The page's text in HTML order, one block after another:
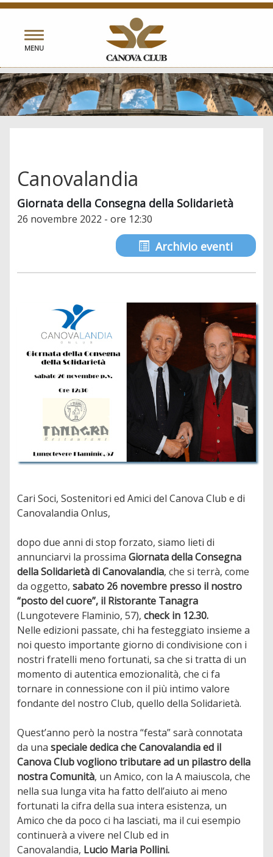
Toggle
navigation
MENU
Canovalandia
Giornata della Consegna della Solidarietà
26 novembre 2022 - ore 12:30
Archivio eventi
Cari Soci, Sostenitori ed Amici del Canova Club e di
Canovalandia Onlus,
dopo due anni di stop forzato, siamo lieti di
annunciarvi la prossimaGiornata della Consegna
della Solidarietà di Canovalandia, che si terrà, come
da oggetto,sabato 26 novembre presso il nostro
“posto del cuore”, il Ristorante Tanagra
(Lungotevere Flaminio, 57),check in 12.30.
Nelle edizioni passate, chi ha festeggiato insieme a
noi questo importante giorno di condivisione con i
nostri fratelli meno fortunati, sa che si tratta di un
momento di autentica emozionalità, che ci fa
tornare in connessione con il più intimo valore
fondante del nostro Club, quello della Solidarietà.
Quest’anno però la nostra “festa” sarà connotata
da unaspeciale dedica che Canovalandia ed il
Canova Club vogliono tributare ad un pilastro della
nostra Comunità, un Amico, con la A maiuscola, che
nella sua lunga vita ha fatto dell’aiuto ai meno
fortunati la cifra della sua intera esistenza, un
Amico che da poco ci ha lasciati, ma il cui esempio
continuerà a vivere nel Club ed in
Canovalandia, Lucio Maria Pollini.